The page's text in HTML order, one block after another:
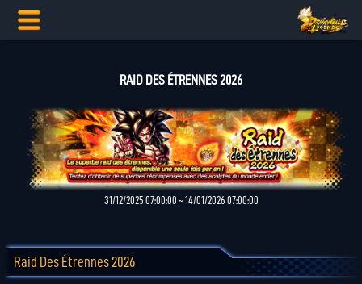
RAID DES ÉTRENNES 2026
31/12/2025 07:00:00 ~ 14/01/2026 07:00:00
Raid Des Étrennes 2026